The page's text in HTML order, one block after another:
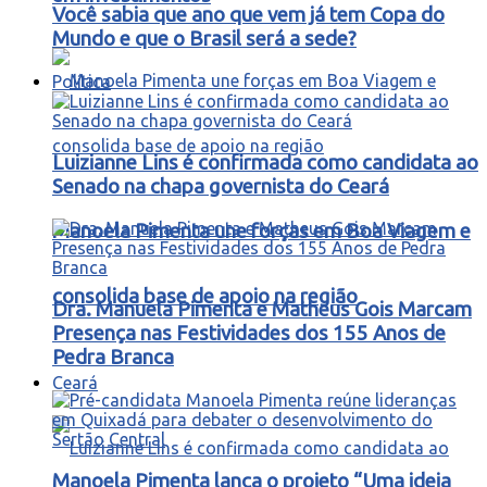
Manoela Pimenta une forças em Boa Viagem e
consolida base de apoio na região
Ceará
Você sabia que ano que vem já tem Copa do
Mundo e que o Brasil será a sede?
Política
Luizianne Lins é confirmada como candidata ao
Senado na chapa governista do Ceará
Dra. Manuela Pimenta e Matheus Gois Marcam
Presença nas Festividades dos 155 Anos de
Pedra Branca
Manoela Pimenta lança o projeto “Uma ideia